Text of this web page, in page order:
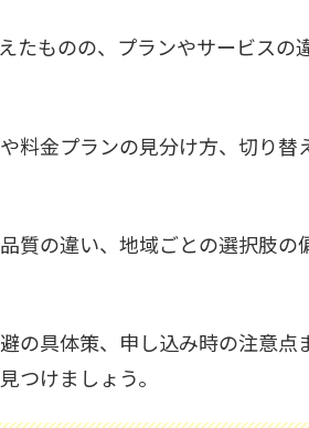
たものの、プランやサービスの
料金プランの見分け方、切り
質の違い、地域ごとの選択肢
の具体策、申し込み時の注意点
つけましょう。